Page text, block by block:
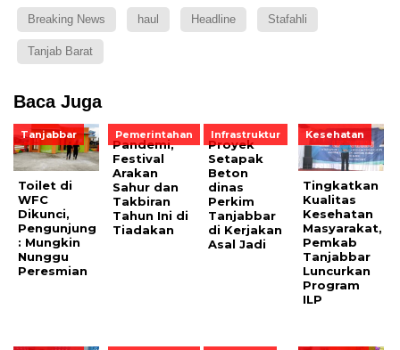
Breaking News haul Headline Stafahli
Tanjab Barat
Baca Juga
Tanjabbar
Toilet di
WFC
Dikunci,
Pengunjung
: Mungkin
Nunggu
Peresmian
Pemerintahan
Pandemi,
Festival
Arakan
Sahur dan
Takbiran
Tahun Ini di
Tiadakan
Infrastruktur
Proyek
Setapak
Beton
dinas
Perkim
Tanjabbar
di Kerjakan
Asal Jadi
Kesehatan
Tingkatkan
Kualitas
Kesehatan
Masyarakat,
Pemkab
Tanjabbar
Luncurkan
Program
ILP